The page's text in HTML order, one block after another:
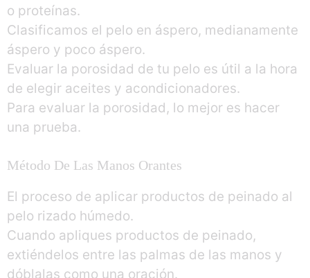
o proteínas.
Clasificamos el pelo en áspero, medianamente
áspero y poco áspero.
Evaluar la porosidad de tu pelo es útil a la hora
de elegir aceites y acondicionadores.
Para evaluar la porosidad, lo mejor es hacer
una prueba.
Método De Las Manos Orantes
El proceso de aplicar productos de peinado al
pelo rizado húmedo.
Cuando apliques productos de peinado,
extiéndelos entre las palmas de las manos y
dóblalas como una oración.